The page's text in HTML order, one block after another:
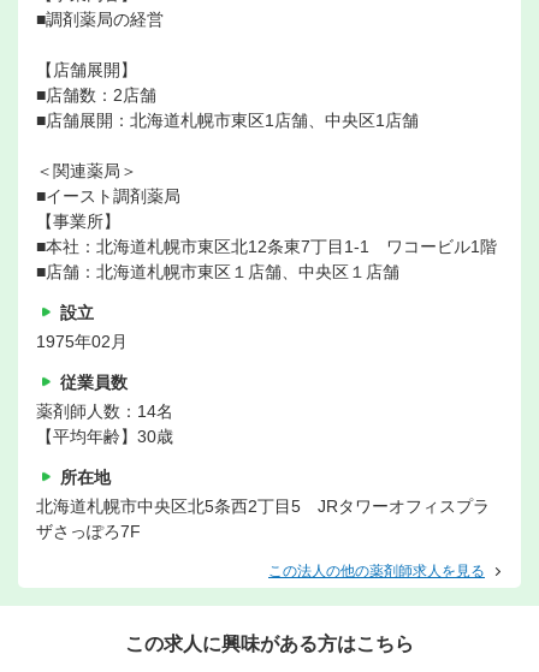
■調剤薬局の経営
【店舗展開】
■店舗数：2店舗
■店舗展開：北海道札幌市東区1店舗、中央区1店舗
＜関連薬局＞
■イースト調剤薬局
【事業所】
■本社：北海道札幌市東区北12条東7丁目1-1 ワコービル1階
■店舗：北海道札幌市東区１店舗、中央区１店舗
設立
1975年02月
従業員数
薬剤師人数：14名
【平均年齢】30歳
所在地
北海道札幌市中央区北5条西2丁目5 JRタワーオフィスプラ
ザさっぽろ7F
この法人の他の薬剤師求人を見る
この求人に興味がある方はこちら